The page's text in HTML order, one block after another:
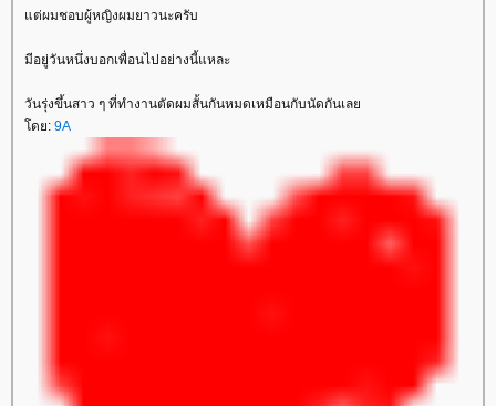
ต่ผมชอบผู้หญิงผมยาวนะครับ
มีอยู่วันหนึ่งบอกเพื่อนไปอย่างนี้แหละ
วันรุ่งขึ้นสาว ๆ ที่ทำงานตัดผมสั้นกันหมดเหมือนกับนัดกันเล
ดย: 9A